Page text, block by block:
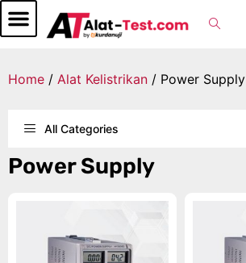
Home / Alat Kelistrikan / Power Supply
All Categories
Power Supply